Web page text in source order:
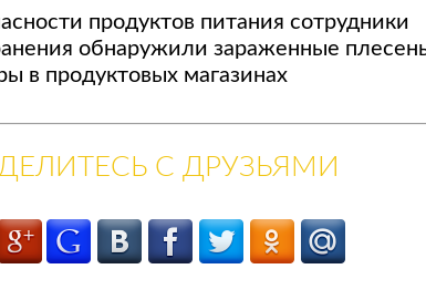
продуктов питания сотрудники
обнаружили зараженные
в продуктовых магазинах
С ДРУЗЬЯМИ